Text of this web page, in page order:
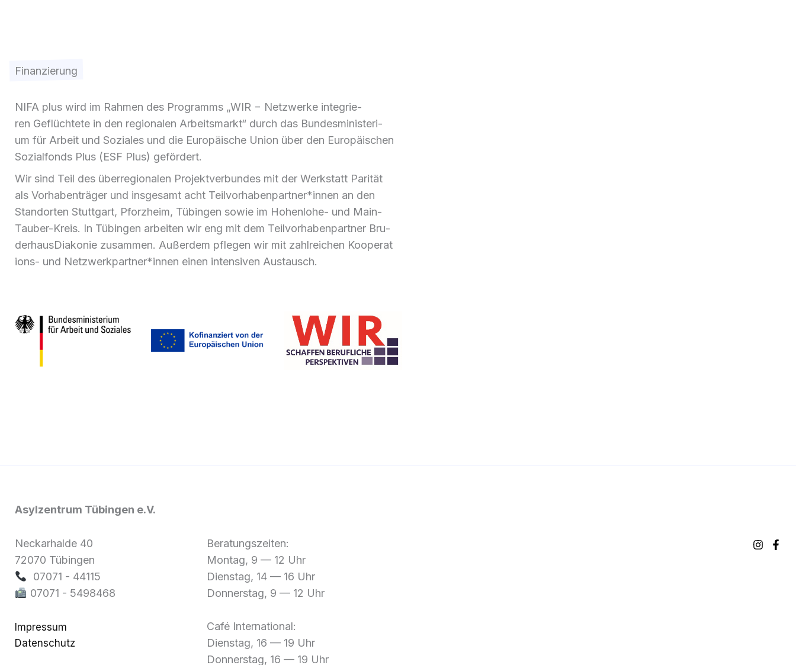
Finanzierung
NIFA plus wird im Rah­men des Pro­gramms „WIR − Netz­wer­ke inte­grie­
ren Geflüch­te­te in den regio­na­len Arbeits­markt“ durch das Bun­des­mi­nis­te­ri­
um für Arbeit und Sozia­les und die Euro­päi­sche Uni­on über den Euro­päi­schen
Sozi­al­fonds Plus (ESF Plus) geför­dert.
Wir sind Teil des über­re­gio­na­len Pro­jekt­ver­bun­des mit der Werk­statt Pari­tät
als Vor­ha­ben­trä­ger und ins­ge­samt acht Teilvorhabenpartner*innen an den
Stand­or­ten Stutt­gart, Pforz­heim, Tübin­gen sowie im Hohen­lo­he- und Main-
Tau­ber-Kreis. In Tübin­gen arbei­ten wir eng mit dem Teil­vor­ha­ben­part­ner Bru­
der­h­aus­Dia­ko­nie zusam­men. Außer­dem pfle­gen wir mit zahl­rei­chen Koope­ra­t
i­ons- und Netzwerkpartner*innen einen inten­si­ven Aus­tausch.
Asylzentrum Tübingen e.V.
Neckarhalde 40
72070 Tübingen
07071 - 44115
07071 - 5498468
Impressum
Datenschutz
Beratungszeiten:
Montag, 9 — 12 Uhr
Dienstag, 14 — 16 Uhr
Donnerstag, 9 — 12 Uhr
Café International:
Dienstag, 16 — 19 Uhr
Donnerstag, 16 — 19 Uhr